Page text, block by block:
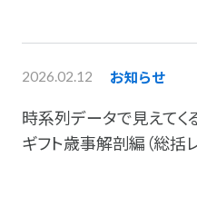
2026.02.12 お知らせ
時系列データで見えてく
ギフト歳事解剖編（総括